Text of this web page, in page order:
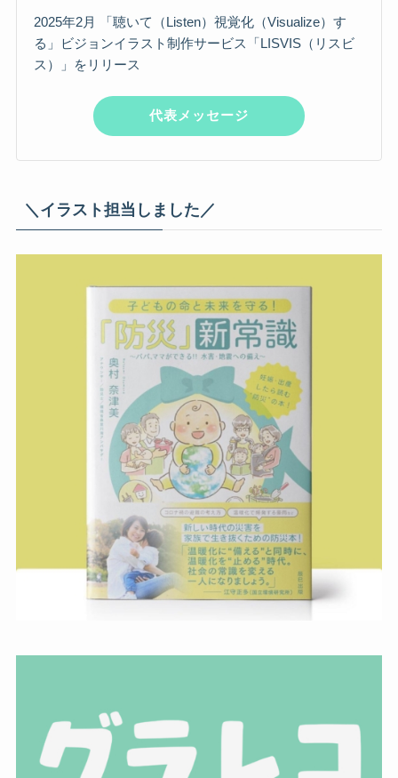
2025年2月 「聴いて（Listen）視覚化（Visualize）す
る」ビジョンイラスト制作サービス「LISVIS（リスビ
ス）」をリリース
代表メッセージ
＼イラスト担当しました／